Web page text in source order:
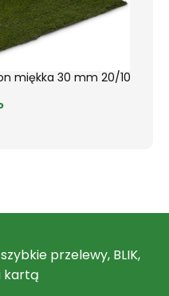
miękka 30 mm 20/10
przelewy, BLIK,
kartą